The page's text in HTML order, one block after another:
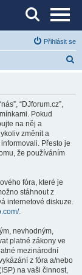
Přihlásit se
“DJforum.cz”,
Pokud
na něj a
změnit a
Přesto je
že používáním
fóra, které je
stáhnout z
internetové diskuze.
.
nevhodným,
platné zákony ve
mezinárodní
z fóra a/nebo
na vaši činnost,